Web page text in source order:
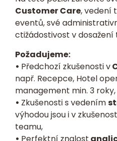
Customer Care, vedení
eventů, své
ctižádostivost v dosažení
Požadujeme:
• Předchozí zkušenosti v
např. Recepce, Hotel
management min. 3 roky,
• Zkušenosti s vedením
výhodou jsou i v
teamu,
• Perfektní znalost